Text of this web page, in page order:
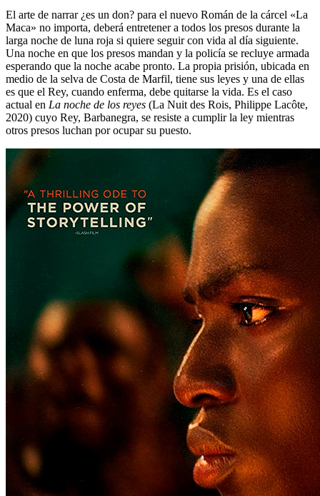
El arte de narrar ¿es un don? para el nuevo Román de la cárcel «La
Maca» no importa, deberá entretener a todos los presos durante la
larga noche de luna roja si quiere seguir con vida al día siguiente.
Una noche en que los presos mandan y la policía se recluye armada
esperando que la noche acabe pronto. La propia prisión, ubicada en
medio de la selva de Costa de Marfil, tiene sus leyes y una de ellas
es que el Rey, cuando enferma, debe quitarse la vida. Es el caso
actual en La noche de los reyes (La Nuit des Rois, Philippe Lacôte,
2020) cuyo Rey, Barbanegra, se resiste a cumplir la ley mientras
otros presos luchan por ocupar su puesto.